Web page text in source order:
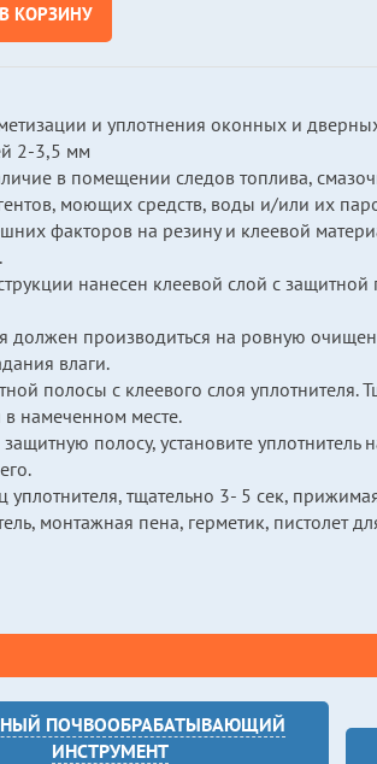
В КОРЗИНУ
и уплотнения оконных и
2-3,5 мм
в помещении следов топлива,
моющих средств, воды и/или их
факторов на резину и клеевой
нанесен клеевой слой с защитной
должен производиться на ровную
влаги.
полосы с клеевого слоя уплотнителя.
намеченном месте.
полосу, установите
уплотнителя, тщательно 3- 5 сек,
монтажная пена, герметик, пистолет
ПОЧВООБРАБАТЫВАЮЩИЙ
ИНСТРУМЕНТ